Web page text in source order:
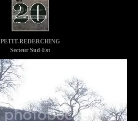
PETIT-REDERCHING
Secteur Sud-Est